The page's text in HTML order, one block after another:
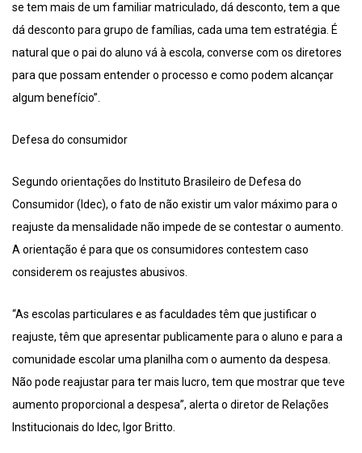
se tem mais de um familiar matriculado, dá desconto, tem a que
dá desconto para grupo de famílias, cada uma tem estratégia. É
natural que o pai do aluno vá à escola, converse com os diretores
para que possam entender o processo e como podem alcançar
algum benefício”.
Defesa do consumidor
Segundo orientações do Instituto Brasileiro de Defesa do
Consumidor (Idec), o fato de não existir um valor máximo para o
reajuste da mensalidade não impede de se contestar o aumento.
A orientação é para que os consumidores contestem caso
considerem os reajustes abusivos.
“As escolas particulares e as faculdades têm que justificar o
reajuste, têm que apresentar publicamente para o aluno e para a
comunidade escolar uma planilha com o aumento da despesa.
Não pode reajustar para ter mais lucro, tem que mostrar que teve
aumento proporcional a despesa”, alerta o diretor de Relações
Institucionais do Idec, Igor Britto.